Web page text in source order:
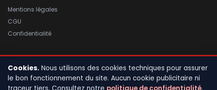
Mentions légales
CGU
Confidentialité
© 2026 Usine de France. Tous droits réservés. |Mentions légales |
CGU
Confidentialité
Cookies. Nous utilisons des cookies techniques pour assurer
le bon fonctionnement du site. Aucun cookie publicitaire ni